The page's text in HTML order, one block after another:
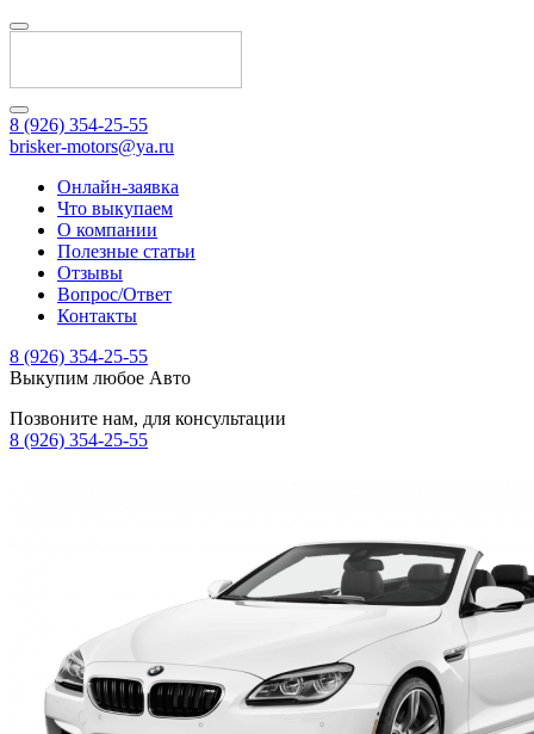
8 (926) 354-25-55
brisker-motors@ya.ru
Онлайн-заявка
Что выкупаем
О компании
Полезные статьи
Отзывы
Вопрос/Ответ
Контакты
8 (926) 354-25-55
Выкупим любое Авто
Позвоните нам, для консультации
8 (926) 354-25-55